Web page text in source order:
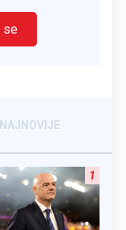
se
NAJNOVIJE
1